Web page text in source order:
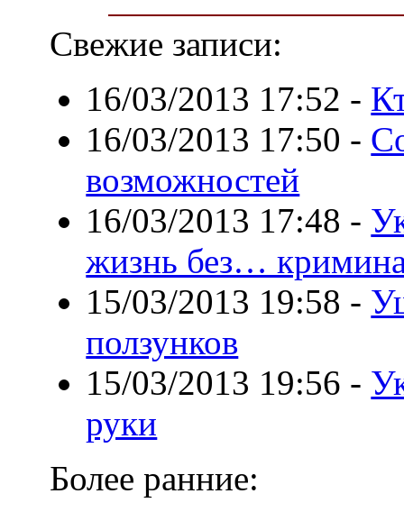
Свежие записи:
16/03/2013 17:52 -
16/03/2013 17:50 -
возможностей
16/03/2013 17:48 -
жизнь без…
15/03/2013 19:58 -
ползунков
15/03/2013 19:56 -
руки
Более ранние: